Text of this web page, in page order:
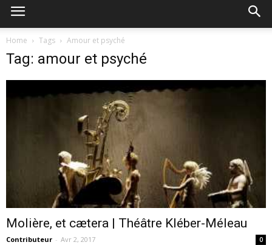
webzine
Home Tags Amour et psyché
Tag: amour et psyché
Molière, et cætera | Théâtre Kléber-Méleau
Contributeur - Avr 2, 2017 0